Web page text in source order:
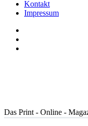
Kontakt
Impressum
Das Print - Online -